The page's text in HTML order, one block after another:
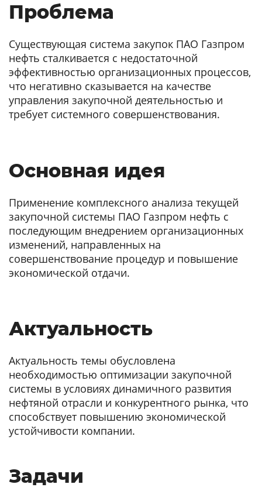
Проблема
Существующая система закупок ПАО Газпром
нефть сталкивается с недостаточной
эффективностью организационных процессов,
что негативно сказывается на качестве
управления закупочной деятельностью и
требует системного совершенствования.
Основная идея
Применение комплексного анализа текущей
закупочной системы ПАО Газпром нефть с
последующим внедрением организационных
изменений, направленных на
совершенствование процедур и повышение
экономической отдачи.
Актуальность
Актуальность темы обусловлена
необходимостью оптимизации закупочной
системы в условиях динамичного развития
нефтяной отрасли и конкурентного рынка, что
способствует повышению экономической
устойчивости компании.
Задачи